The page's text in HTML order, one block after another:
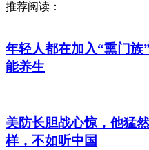
推荐阅读：
年轻人都在加入“熏门
能养生
美防长胆战心惊，他猛
样，不如听中国